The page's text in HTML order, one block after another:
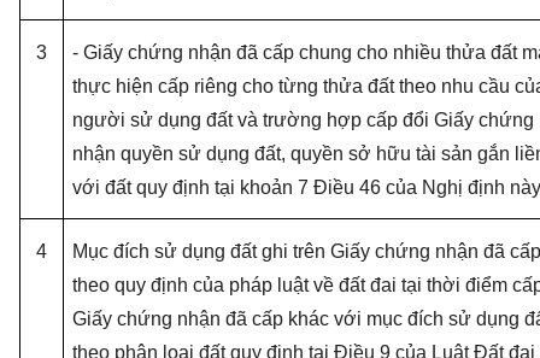
3
- Giấy chứng nhận đã cấp chung cho nhiều thửa đất
thực hiện cấp riêng cho từng thửa đất theo nhu cầu
người sử dụng đất và trường hợp cấp đổi Giấy chứng
nhận quyền sử dụng đất, quyền sở hữu tài sản gắn
với đất quy định tại khoản 7 Điều 46 của Nghị định
4
Mục đích sử dụng đất ghi trên Giấy chứng nhận đã
theo quy định của pháp luật về đất đai tại thời điểm
Giấy chứng nhận đã cấp khác với mục đích sử dụng
theo phân loại đất quy định tại Điều 9 của Luật Đất đai